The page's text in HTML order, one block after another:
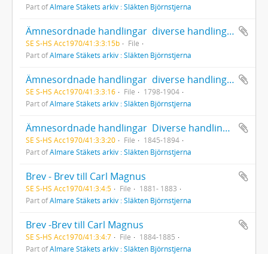
Part ofAlmare Stäkets arkiv : Släkten Björnstjerna
Ämnesordnade handlingar  diverse handlingar rörande Inrikespolitisk verksamhet  Byggnationer och monument  Riksdags- och bankhuset i Stockholm
SE S-HS Acc1970/41:3:3:15b
File
Part ofAlmare Stäkets arkiv : Släkten Björnstjerna
Ämnesordnade handlingar  diverse handlingar rörande Inrikespolitisk verksamhet  Blandat
SE S-HS Acc1970/41:3:3:16 File
1798-1904
Part ofAlmare Stäkets arkiv : Släkten Björnstjerna
Ämnesordnade handlingar  Diverse handlingar rörande Inrikespolitisk verksamhet  Övrigt
SE S-HS Acc1970/41:3:3:20 File
1845-1894
Part ofAlmare Stäkets arkiv : Släkten Björnstjerna
Brev - Brev till Carl Magnus
SE S-HS Acc1970/41:3:4:5 File
1881- 1883
Part ofAlmare Stäkets arkiv : Släkten Björnstjerna
Brev -Brev till Carl Magnus
SE S-HS Acc1970/41:3:4:7 File
1884-1885
Part ofAlmare Stäkets arkiv : Släkten Björnstjerna